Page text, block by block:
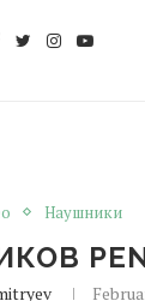
Наушники